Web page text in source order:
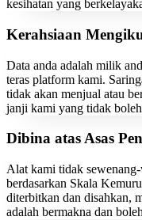
kesihatan yang
Kerahsiaan
Data anda adalah milik
teras platform kami.
tidak akan menjual atau
janji kami yang tidak
Dibina atas Asas
Alat kami tidak
berdasarkan Skala
diterbitkan dan disahkan,
adalah bermakna dan